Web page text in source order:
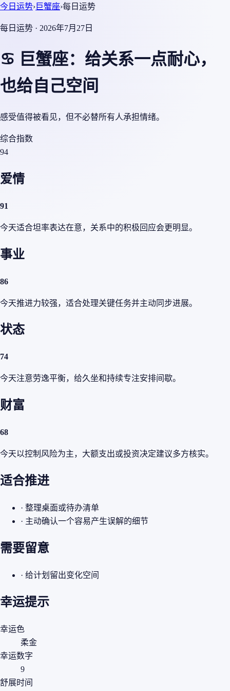
今日运势›巨蟹座›每日运势
每日运势 · 2026年7月27日
♋ 巨蟹座：给关系一点耐心，
也给自己空间
感受值得被看见，但不必替所有人承担情绪。
综合指数
94
爱情
91
今天适合坦率表达在意，关系中的积极回应会更明显。
事业
86
今天推进力较强，适合处理关键任务并主动同步进展。
状态
74
今天注意劳逸平衡，给久坐和持续专注安排间歇。
财富
68
今天以控制风险为主，大额支出或投资决定建议多方核实。
适合推进
· 整理桌面或待办清单
· 主动确认一个容易产生误解的细节
需要留意
· 给计划留出变化空间
幸运提示
幸运色
柔金
幸运数字
9
舒展时间